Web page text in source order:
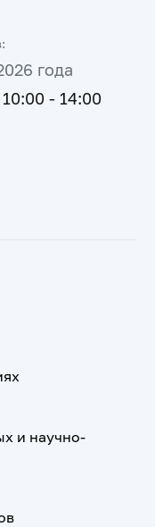
года
10:00 - 14:00
и научно-